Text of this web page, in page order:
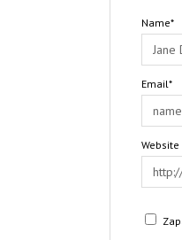
Name*
Email*
Website